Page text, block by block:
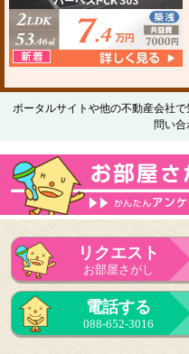
ポータルサイトや他の不動産会社
問い合
リクエスト
お部屋さがし
電話する
088-652-3016